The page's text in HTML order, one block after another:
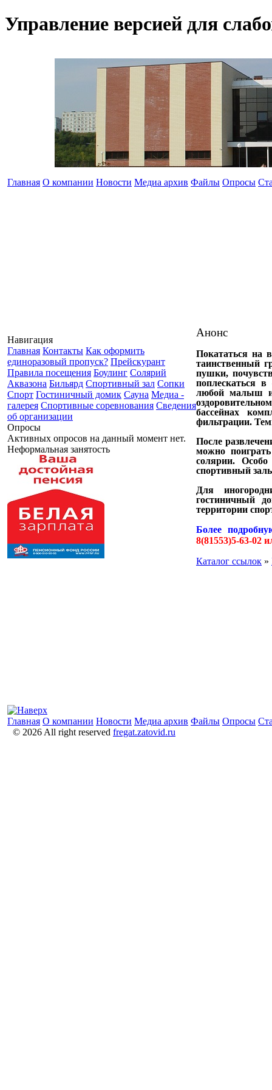
Управление версией для
Главная О компании Новости Медиа архив Файлы Опросы
Навигация
Главная Контакты Как оформить
единоразовый пропуск? Прейскурант
Правила посещения Боулинг Солярий
Аквазона Бильярд Спортивный зал Сопки
Спорт Гостиничный домик Сауна Медиа -
галерея Спортивные соревнования Сведения
об организации
Опросы
Активных опросов на данный момент нет.
Неформальная занятость
Анонс
Покататься на
таинственный
пушки,
поплескаться
любой малыш и
бассейнах
фильтрации.
После
можно
солярии.
спортивный
Для
гостиничный
территории
Более
8(81553)5-63-02
Каталог ссылок »
Главная О компании Новости Медиа архив Файлы Опросы
© 2026 All right reserved fregat.zatovid.ru